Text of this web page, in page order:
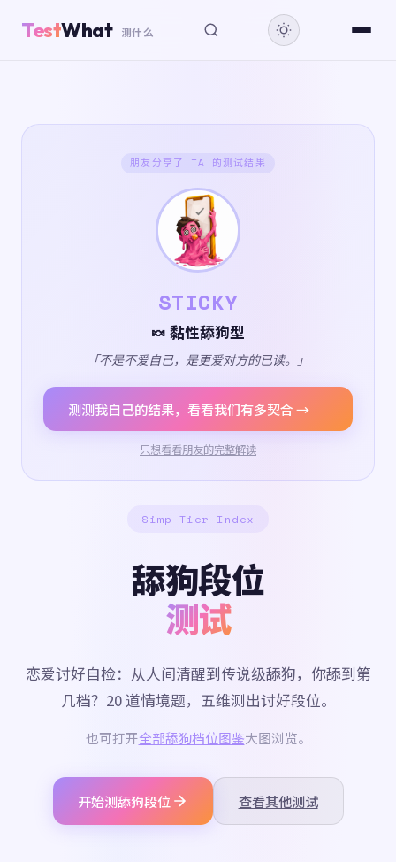
TestWhat 测什么
朋友分享了 TA 的测试结果
STICKY
🍬 黏性舔狗型
「不是不爱自己，是更爱对方的已读。」
测测我自己的结果，看看我们有多契合 →
只想看看朋友的完整解读
Simp Tier Index
舔狗段位
测试
恋爱讨好自检：从人间清醒到传说级舔狗，你舔到第
几档？20 道情境题，五维测出讨好段位。
也可打开全部舔狗档位图鉴大图浏览。
开始测舔狗段位 查看其他测试